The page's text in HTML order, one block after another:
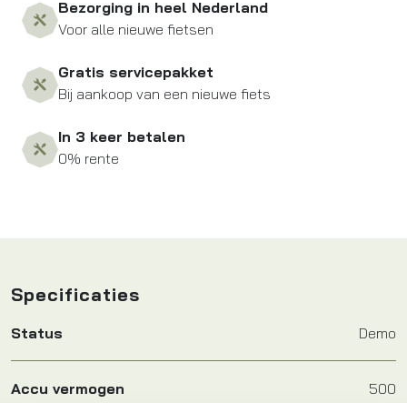
Bezorging in heel Nederland
Voor alle nieuwe fietsen
Gratis servicepakket
Bij aankoop van een nieuwe fiets
In 3 keer betalen
0% rente
Specificaties
Status Demo
Accu vermogen 500